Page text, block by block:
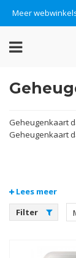
Meer
Geheugenkaart
Geheugenkaart
Lees meer
Filter